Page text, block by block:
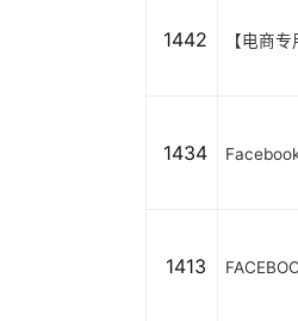
1442 【电商
1434
1413